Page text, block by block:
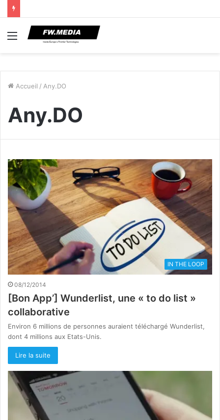
Menu
Accueil / Any.DO
Any.DO
IN THE LOOP
08/12/2014
[Bon App’] Wunderlist, une « to do list »
collaborative
Environ 6 millions de personnes auraient téléchargé Wunderlist,
dont 4 millions aux Etats-Unis.
Lire la suite